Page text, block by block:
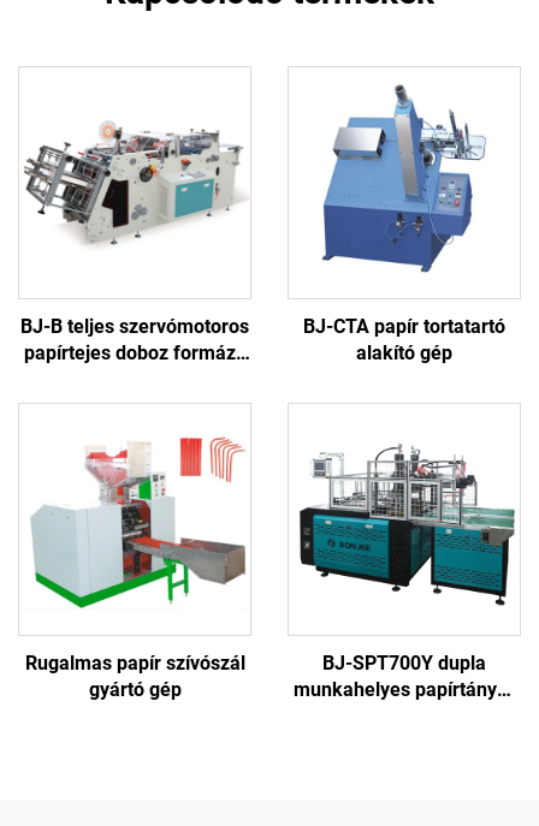
BJ-B teljes szervómotoros
papírtejes doboz formázó
BJ-CTA papír tortatartó
alakító gép
Rugalmas papír szívószál
gyártó gép
BJ-SPT700Y dupla
munkahelyes papírtányér